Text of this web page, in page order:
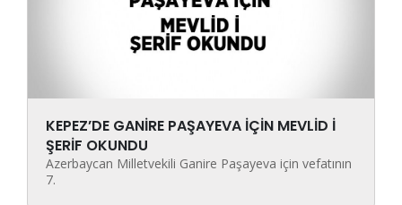
KEPEZ’DE GANİRE PAŞAYEVA İÇİN MEVLİD İ
ŞERİF OKUNDU
Azerbaycan Milletvekili Ganire Paşayeva için vefatının
7.